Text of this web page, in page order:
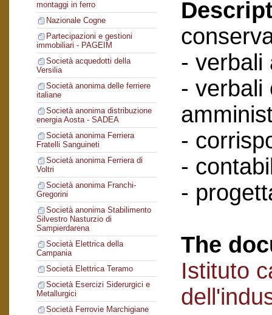
montaggi in ferro
Nazionale Cogne
Partecipazioni e gestioni
immobiliari - PAGEIM
Società acquedotti della
Versilia
Società anonima delle ferriere
italiane
Società anonima distribuzione
energia Aosta - SADEA
Società anonima Ferriera
Fratelli Sanguineti
Società anonima Ferriera di
Voltri
Società anonima Franchi-
Gregorini
Società anonima Stabilimento
Silvestro Nasturzio di
Sampierdarena
Società Elettrica della
Campania
Società Elettrica Teramo
Società Esercizi Siderurgici e
Metallurgici
Società Ferrovie Marchigiane
- verbali
- verbali
-
-
-
The
Istituto